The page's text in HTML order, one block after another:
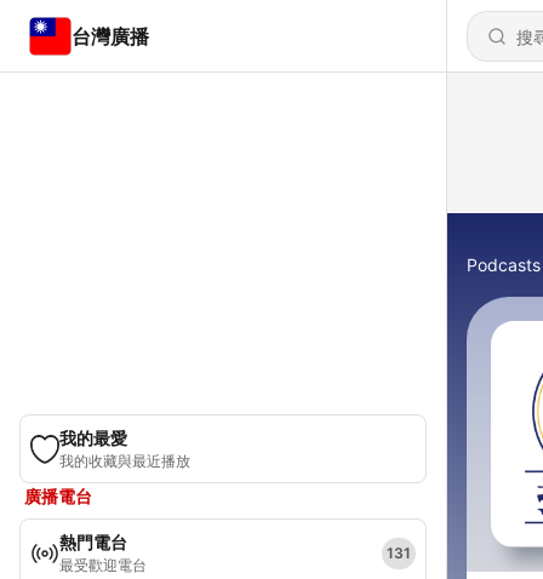
台灣廣播
我的最愛
我的收藏與最近播放
廣播電台
熱門電台
最受歡迎電台
131
Podcasts